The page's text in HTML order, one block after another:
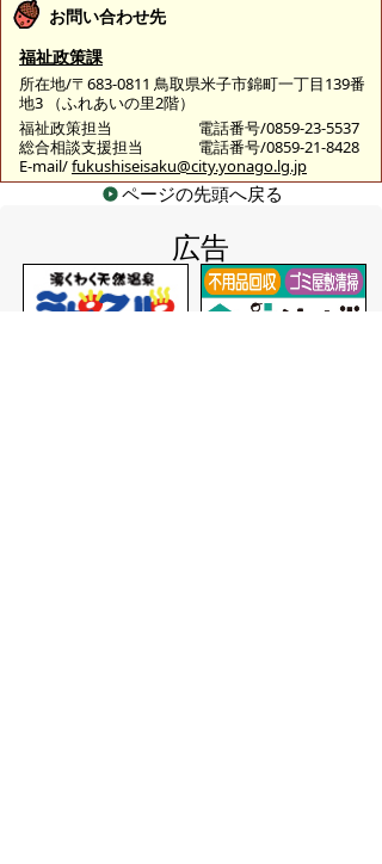
お問い合わせ先
福祉政策課
所在地/〒683-0811 鳥取県米子市錦町一丁目139番
地3 （ふれあいの里2階）
福祉政策担当
電話番号/0859-23-5537
総合相談支援担当
電話番号/0859-21-8428
E-mail/fukushiseisaku@city.yonago.lg.jp
ページの先頭へ戻る
広告